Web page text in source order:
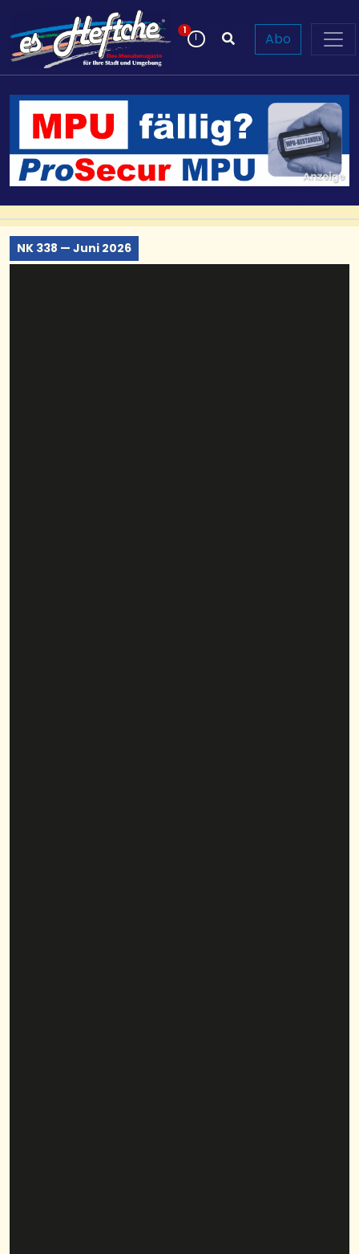
1Neue Beiträge Abo
NK 338 — Juni 2026